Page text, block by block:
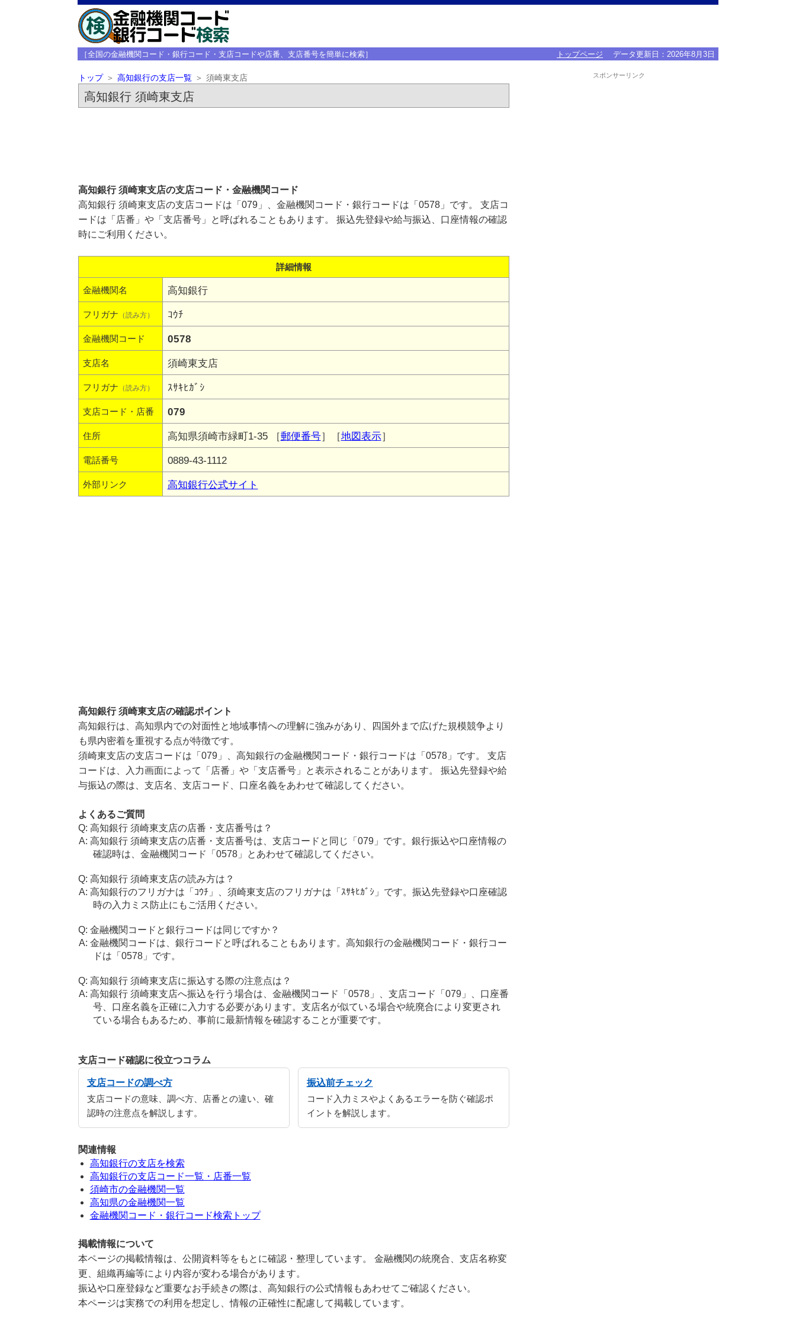
［全国の金融機関コード・銀行コード・支店コードや店番、支店番号を簡単に検索］ トップページ データ更新日： 2026年8月3日
トップ 高知銀行の支店一覧 須崎東支店
高知銀行 須崎東支店
高知銀行 須崎東支店の支店コード・金融機関コード
高知銀行 須崎東支店の支店コードは「079」、金融機関コード・銀行コードは「0578」です。 支店コ
ードは「店番」や「支店番号」と呼ばれることもあります。 振込先登録や給与振込、口座情報の確認
時にご利用ください。
詳細情報
金融機関名 高知銀行
フリガナ （読み方） ｺｳﾁ
金融機関コード 0578
支店名 須崎東支店
フリガナ （読み方） ｽｻｷﾋｶﾞｼ
支店コード・店番 079
住所 高知県須崎市緑町1-35 ［郵便番号］［地図表示］
電話番号 0889-43-1112
外部リンク 高知銀行公式サイト
高知銀行 須崎東支店の確認ポイント
高知銀行は、高知県内での対面性と地域事情への理解に強みがあり、四国外まで広げた規模競争より
も県内密着を重視する点が特徴です。
須崎東支店の支店コードは「079」、高知銀行の金融機関コード・銀行コードは「0578」です。 支店
コードは、入力画面によって「店番」や「支店番号」と表示されることがあります。 振込先登録や給
与振込の際は、支店名、支店コード、口座名義をあわせて確認してください。
よくあるご質問
高知銀行 須崎東支店の店番・支店番号は？
高知銀行 須崎東支店の店番・支店番号は、支店コードと同じ「079」です。銀行振込や口座情報の
確認時は、金融機関コード「0578」とあわせて確認してください。
高知銀行 須崎東支店の読み方は？
高知銀行のフリガナは「ｺｳﾁ」、須崎東支店のフリガナは「ｽｻｷﾋｶﾞｼ」です。振込先登録や口座確認
時の入力ミス防止にもご活用ください。
金融機関コードと銀行コードは同じですか？
金融機関コードは、銀行コードと呼ばれることもあります。高知銀行の金融機関コード・銀行コー
ドは「0578」です。
高知銀行 須崎東支店に振込する際の注意点は？
高知銀行 須崎東支店へ振込を行う場合は、金融機関コード「0578」、支店コード「079」、口座番
号、口座名義を正確に入力する必要があります。支店名が似ている場合や統廃合により変更され
ている場合もあるため、事前に最新情報を確認することが重要です。
支店コード確認に役立つコラム
支店コードの調べ方
支店コードの意味、調べ方、店番との違い、確
認時の注意点を解説します。
振込前チェック
コード入力ミスやよくあるエラーを防ぐ確認ポ
イントを解説します。
関連情報
高知銀行の支店を検索
高知銀行の支店コード一覧・店番一覧
須崎市の金融機関一覧
高知県の金融機関一覧
金融機関コード・銀行コード検索トップ
掲載情報について
本ページの掲載情報は、公開資料等をもとに確認・整理しています。 金融機関の統廃合、支店名称変
更、組織再編等により内容が変わる場合があります。
振込や口座登録など重要なお手続きの際は、高知銀行の公式情報もあわせてご確認ください。
本ページは実務での利用を想定し、情報の正確性に配慮して掲載しています。
スポンサーリンク